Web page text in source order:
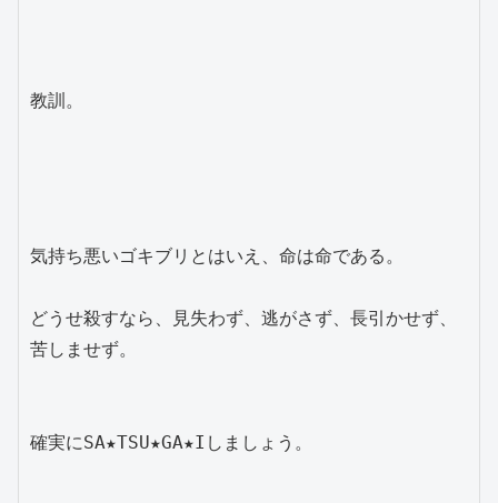
教訓。
気持ち悪いゴキブリとはいえ、命は命である。
どうせ殺すなら、見失わず、逃がさず、長引かせず、
苦しませず。
確実にSA★TSU★GA★Iしましょう。